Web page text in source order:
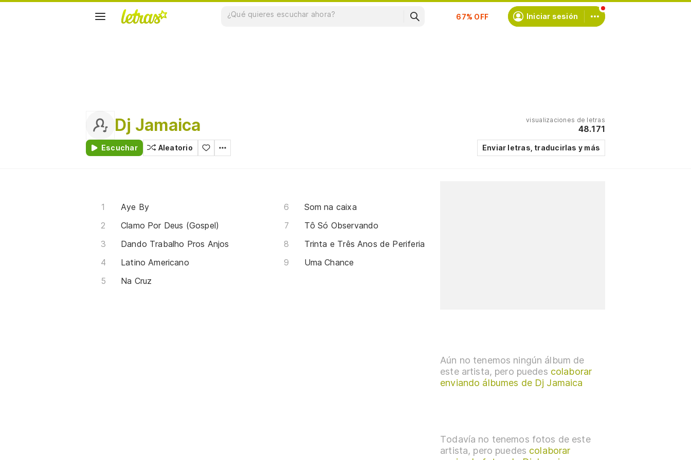
Suscríbete Iniciar sesión
Dj Jamaica
Escuchar Aleatorio
visualizaciones de letras
48.171
Enviar letras, traducirlas y más
Aye By
Clamo Por Deus (Gospel)
Dando Trabalho Pros Anjos
Latino Americano
Na Cruz
Som na caixa
Tô Só Observando
Trinta e Três Anos de Periferia
Uma Chance
Aún no tenemos ningún álbum de
este artista, pero puedes colaborar
enviando álbumes de Dj Jamaica
Todavía no tenemos fotos de este
artista, pero puedes colaborar